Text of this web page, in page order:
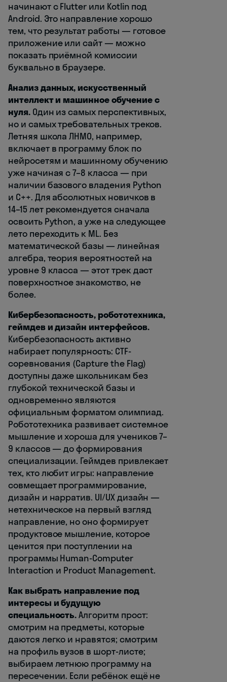
начинают с Flutter или Kotlin под
Android. Это направление хорошо
тем, что результат работы — готовое
приложение или сайт — можно
показать приёмной комиссии
буквально в браузере.
Анализ данных, искусственный
интеллект и машинное обучение с
нуля.Один из самых перспективных,
но и самых требовательных треков.
Летняя школа ЛНМО, например,
включает в программу блок по
нейросетям и машинному обучению
уже начиная с 7–8 класса — при
наличии базового владения Python
и C++. Для абсолютных новичков в
14–15 лет рекомендуется сначала
освоить Python, а уже на следующее
лето переходить к ML. Без
математической базы — линейная
алгебра, теория вероятностей на
уровне 9 класса — этот трек даст
поверхностное знакомство, не
более.
Кибербезопасность, робототехника,
геймдев и дизайн интерфейсов.
Кибербезопасность активно
набирает популярность: CTF-
соревнования (Capture the Flag)
доступны даже школьникам без
глубокой технической базы и
одновременно являются
официальным форматом олимпиад.
Робототехника развивает системное
мышление и хороша для учеников 7–
9 классов — до формирования
специализации. Геймдев привлекает
тех, кто любит игры: направление
совмещает программирование,
дизайн и нарратив. UI/UX дизайн —
нетехническое на первый взгляд
направление, но оно формирует
продуктовое мышление, которое
ценится при поступлении на
программы Human-Computer
Interaction и Product Management.
Как выбрать направление под
интересы и будущую
специальность.Алгоритм прост:
смотрим на предметы, которые
даются легко и нравятся; смотрим
на профиль вузов в шорт-листе;
выбираем летнюю программу на
пересечении. Если ребёнок ещё не